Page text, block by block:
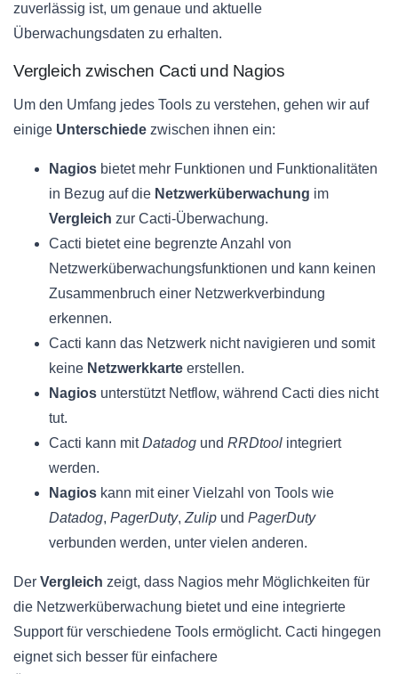
zuverlässig ist, um genaue und aktuelle
Überwachungsdaten zu erhalten.
Vergleich zwischen Cacti und Nagios
Um den Umfang jedes Tools zu verstehen, gehen wir auf
einige Unterschiede zwischen ihnen ein:
Nagios bietet mehr Funktionen und Funktionalitäten
in Bezug auf die Netzwerküberwachung im
Vergleich zur Cacti-Überwachung.
Cacti bietet eine begrenzte Anzahl von
Netzwerküberwachungsfunktionen und kann keinen
Zusammenbruch einer Netzwerkverbindung
erkennen.
Cacti kann das Netzwerk nicht navigieren und somit
keine Netzwerkkarte erstellen.
Nagios unterstützt Netflow, während Cacti dies nicht
tut.
Cacti kann mitDatadog und RRDtool integriert
werden.
Nagios kann mit einer Vielzahl von Tools wie
Datadog, PagerDuty,Zulip und PagerDuty
verbunden werden, unter vielen anderen.
Der Vergleich zeigt, dass Nagios mehr Möglichkeiten für
die Netzwerküberwachung bietet und eine integrierte
Support für verschiedene Tools ermöglicht. Cacti hingegen
eignet sich besser für einfachere